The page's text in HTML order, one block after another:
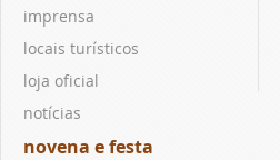
imprensa
locais turísticos
loja oficial
notícias
novena e festa